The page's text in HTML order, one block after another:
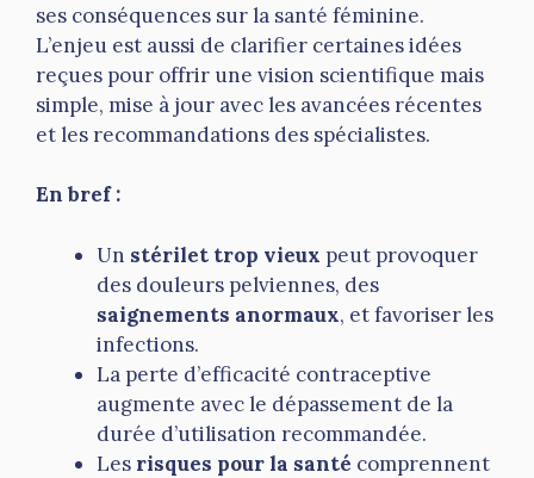
ses conséquences sur la santé féminine.
L’enjeu est aussi de clarifier certaines idées
reçues pour offrir une vision scientifique mais
simple, mise à jour avec les avancées récentes
et les recommandations des spécialistes.
En bref :
Un stérilet trop vieux peut provoquer
des douleurs pelviennes, des
saignements anormaux, et favoriser les
infections.
La perte d’efficacité contraceptive
augmente avec le dépassement de la
durée d’utilisation recommandée.
Les risques pour la santé comprennent